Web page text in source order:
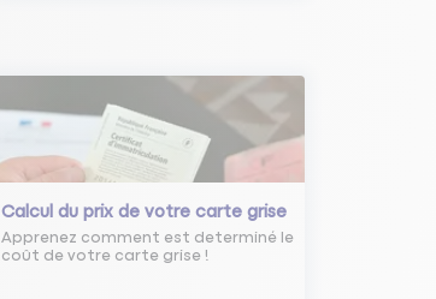
Calcul du prix de votre carte grise
Apprenez comment est determiné le
coût de votre carte grise !